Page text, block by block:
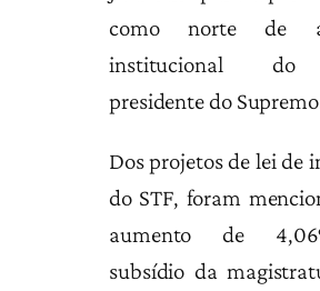
como norte de
institucional do
presidente do
Dos projetos de lei de
do STF, foram
aumento de
subsídio da